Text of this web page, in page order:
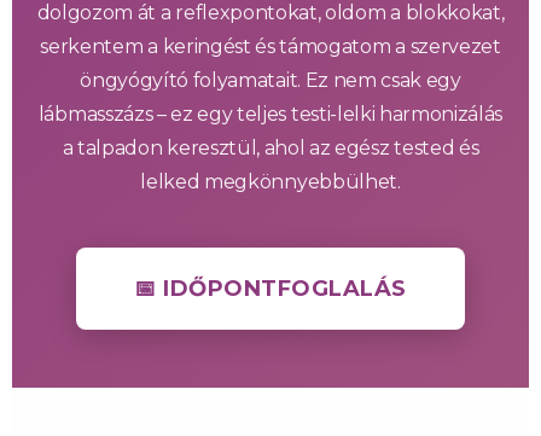
dolgozom át a reflexpontokat, oldom a blokkokat,
serkentem a keringést és támogatom a szervezet
öngyógyító folyamatait. Ez nem csak egy
lábmasszázs – ez egy teljes testi-lelki harmonizálás
a talpadon keresztül, ahol az egész tested és
lelked megkönnyebbülhet.
📅 IDŐPONTFOGLALÁS